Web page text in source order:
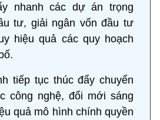
nhanh các dự án trọng
tư, giải ngân vốn đầu tư
hiệu quả các quy hoạch
tiếp tục thúc đẩy chuyển
công nghệ, đổi mới sáng
quả mô hình chính quyền